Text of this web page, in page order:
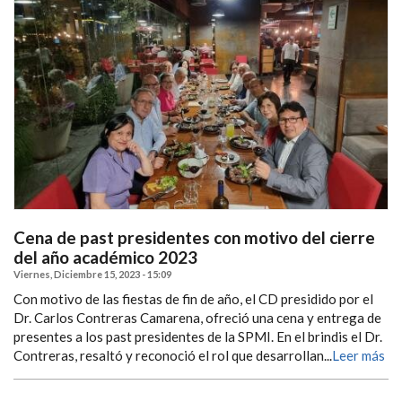
Cena de past presidentes con motivo del cierre
del año académico 2023
Viernes, Diciembre 15, 2023 - 15:09
Con motivo de las fiestas de fin de año, el CD presidido por el
Dr. Carlos Contreras Camarena, ofreció una cena y entrega de
presentes a los past presidentes de la SPMI. En el brindis el Dr.
Contreras, resaltó y reconoció el rol que desarrollan...Leer más